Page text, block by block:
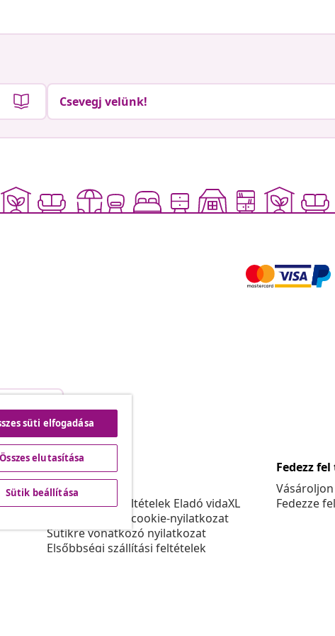
Csevegj velünk!
elállás
vidaXL
A vidaXL-ről
Felhasználási feltételek Eladó vidaXL
Adatvédelmi és cookie-nyilatkozat
Sütikre vonatkozó nyilatkozat
Elsőbbségi szállítási feltételek
Fedezz
Fedezze
süti elfogadása
Összes elutasítása
Sütik beállítása